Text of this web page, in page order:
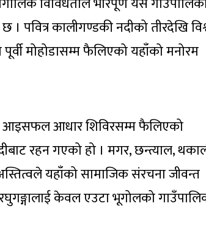
पवित्र कालीगण्डकी नदीको तीरदेखि
मोहोडासम्म फैलिएको यहाँको मनोरम
आइसफल आधार शिविरसम्म फैलिएको
रहन गएको हो । मगर, छन्त्याल,
यहाँको सामाजिक संरचना जीवन्त
केवल एउटा भूगोलको